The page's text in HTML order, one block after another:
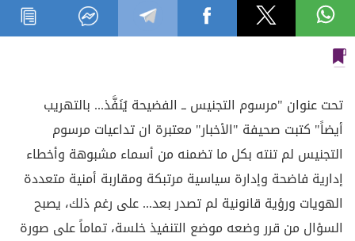
تحت عنوان "مرسوم التجنيس ــ الفضيحة يُنَفَّذ... بالتهريب
أيضاً" كتبت صحيفة "الأخبار" معتبرة ان تداعيات مرسوم
التجنيس لم تنته بكل ما تضمنه من أسماء مشبوهة وأخطاء
إدارية فاضحة وإدارة سياسية مرتبكة ومقاربة أمنية متعددة
الهويات ورؤية قانونية لم تصدر بعد... على رغم ذلك، يصبح
السؤال من قرر وضعه موضع التنفيذ خلسة، تماماً على صورة